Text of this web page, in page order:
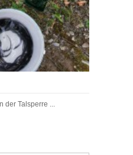
der Talsperre ...